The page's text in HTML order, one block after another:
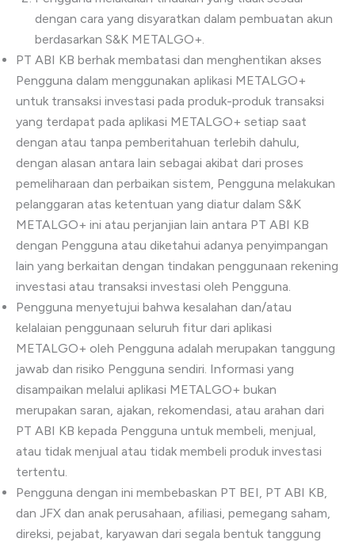
dengan cara yang disyaratkan dalam pembuatan akun
berdasarkan S&K METALGO+.
PT ABI KB berhak membatasi dan menghentikan akses
Pengguna dalam menggunakan aplikasi METALGO+
untuk transaksi investasi pada produk-produk transaksi
yang terdapat pada aplikasi METALGO+ setiap saat
dengan atau tanpa pemberitahuan terlebih dahulu,
dengan alasan antara lain sebagai akibat dari proses
pemeliharaan dan perbaikan sistem, Pengguna melakukan
pelanggaran atas ketentuan yang diatur dalam S&K
METALGO+ ini atau perjanjian lain antara PT ABI KB
dengan Pengguna atau diketahui adanya penyimpangan
lain yang berkaitan dengan tindakan penggunaan rekening
investasi atau transaksi investasi oleh Pengguna.
Pengguna menyetujui bahwa kesalahan dan/atau
kelalaian penggunaan seluruh fitur dari aplikasi
METALGO+ oleh Pengguna adalah merupakan tanggung
jawab dan risiko Pengguna sendiri. Informasi yang
disampaikan melalui aplikasi METALGO+ bukan
merupakan saran, ajakan, rekomendasi, atau arahan dari
PT ABI KB kepada Pengguna untuk membeli, menjual,
atau tidak menjual atau tidak membeli produk investasi
tertentu.
Pengguna dengan ini membebaskan PT BEI, PT ABI KB,
dan JFX dan anak perusahaan, afiliasi, pemegang saham,
direksi, pejabat, karyawan dari segala bentuk tanggung